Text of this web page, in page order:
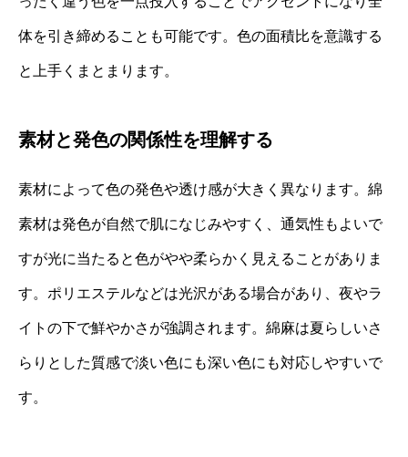
体を引き締めることも可能です。色の面積比を意識する
と上手くまとまります。
素材と発色の関係性を理解する
素材によって色の発色や透け感が大きく異なります。綿
素材は発色が自然で肌になじみやすく、通気性もよいで
すが光に当たると色がやや柔らかく見えることがありま
す。ポリエステルなどは光沢がある場合があり、夜やラ
イトの下で鮮やかさが強調されます。綿麻は夏らしいさ
らりとした質感で淡い色にも深い色にも対応しやすいで
す。